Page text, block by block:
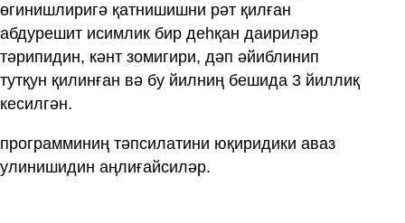
өгинишлиригә қатнишишни рәт қилған
абдурешит исимлик бир деһқан даириләр
тәрипидин, кәнт зомигири, дәп әйиблинип
тутқун қилинған вә бу йилниң бешида 3 йиллиқ
кесилгән.
программиниң тәпсилатини юқиридики аваз
улинишидин аңлиғайсиләр.